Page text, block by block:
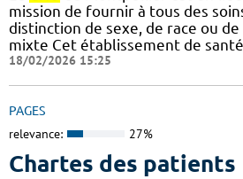
mission de fournir à tous des
distinction de sexe, de race ou
mixte Cet établissement de
18/02/2026 15:25
PAGES
relevance: 27%
Chartes des patients